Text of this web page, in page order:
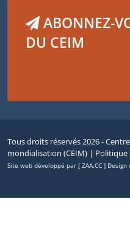
ABONNEZ-
DU CEIM
Tous droits réservés 2026 -
mondialisation (CEIM) |
Site web développé par [ ZAA.CC ] Design